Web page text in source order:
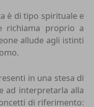
è di tipo spirituale e
richiama proprio a
allude agli istinti
in una stesa di
ad interpretarla alla
di riferimento: